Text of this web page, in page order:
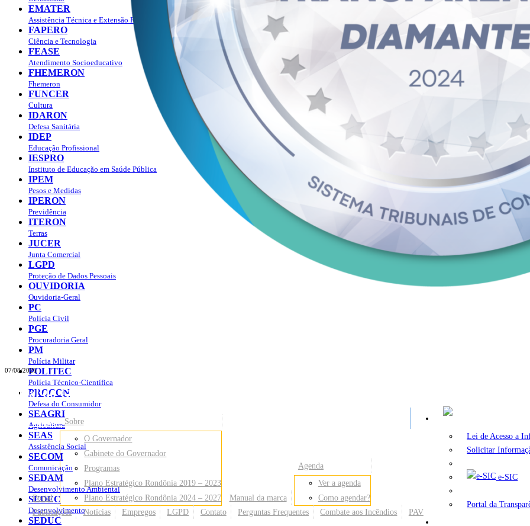
07/08/2026
Portal do Governo do
Governode Rondônia
Lei de Acesso a
Solicitar
e-SIC
Portal da
Portal
Sobre
O Governador
Gabinete do Governador
Programas
Plano Estratégico Rondônia 2019 – 2023
Plano Estratégico Rondônia 2024 – 2027
Manual da marca
Agenda
Ver a agenda
Como agendar?
Publicações
Notícias Empregos LGPD Contato Perguntas Frequentes Combate aos Incêndios PAV
EMATER
Assistência Técnica e Extensão Rural
FAPERO
Ciência e Tecnologia
FEASE
Atendimento Socioeducativo
FHEMERON
Fhemeron
FUNCER
Cultura
IDARON
Defesa Sanitária
IDEP
Educação Profissional
IESPRO
Instituto de Educação em Saúde Pública
IPEM
Pesos e Medidas
IPERON
Previdência
ITERON
Terras
JUCER
Junta Comercial
LGPD
Proteção de Dados Pessoais
OUVIDORIA
Ouvidoria-Geral
PC
Polícia Civil
PGE
Procuradoria Geral
PM
Polícia Militar
POLITEC
Polícia Técnico-Científica
PROCON
Defesa do Consumidor
SEAGRI
Agricultura
SEAS
Assistência Social
SECOM
Comunicação
SEDAM
Desenvolvimento Ambiental
SEDEC
Desenvolvimento
SEDUC